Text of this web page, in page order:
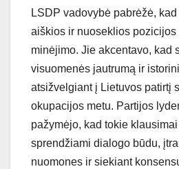
LSDP vadovybė pabrėžė,
aiškios ir nuoseklios
minėjimo. Jie akcentavo, kad
visuomenės jautrumą ir
atsižvelgiant į Lietuvos patirtį
okupacijos metu. Partijos
pažymėjo, kad tokie
sprendžiami dialogo būdu,
nuomones ir siekiant